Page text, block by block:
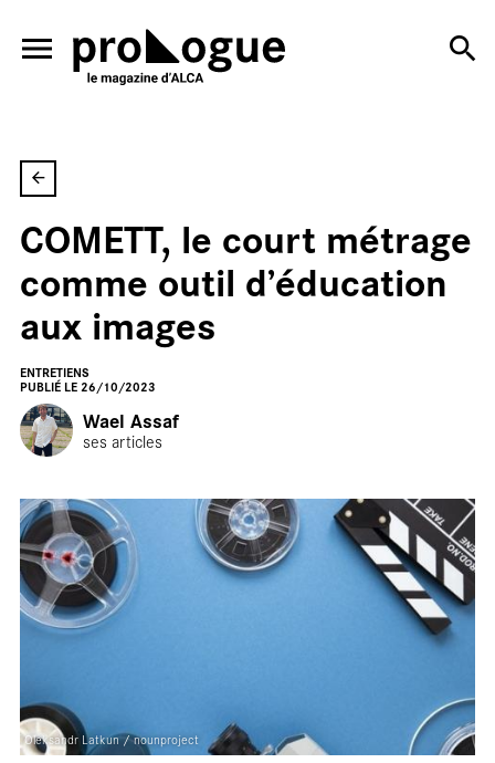
ALLER AU CONTENU PRINCIPAL
COMETT, le court métrage
comme outil d’éducation
aux images
ENTRETIENS
PUBLIÉ LE 26/10/2023
Wael Assaf
ses articles
Oleksandr Latkun / nounproject